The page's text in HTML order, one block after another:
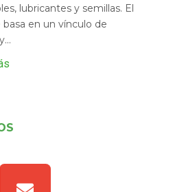
lubricantes y semillas. El
en un vínculo de